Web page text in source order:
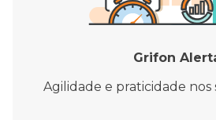
Grifon
Agilidade e praticidade nos